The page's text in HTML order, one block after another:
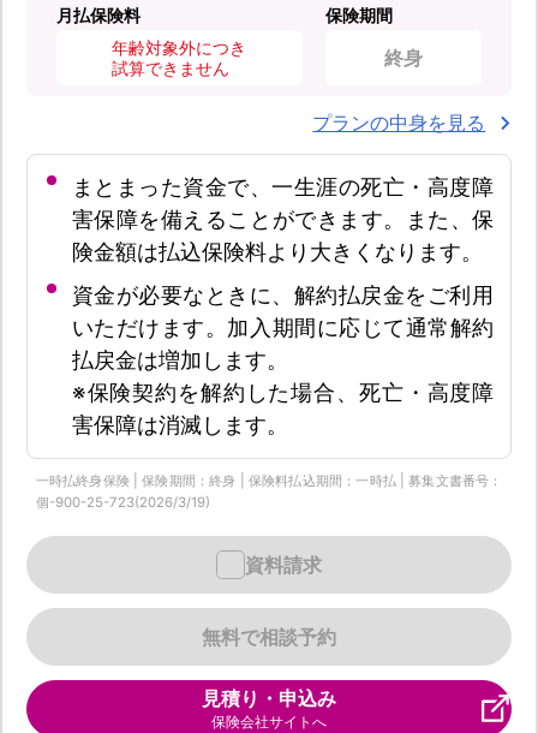
月払保険料
年齢対象外につき
試算できません
保険期間
終身
プランの中身を見る
まとまった資金で、一生涯の死亡・高度障
害保障を備えることができます。また、保
険金額は払込保険料より大きくなります。
資金が必要なときに、解約払戻金をご利用
いただけます。加入期間に応じて通常解約
払戻金は増加します。
※保険契約を解約した場合、死亡・高度障
害保障は消滅します。
一時払終身保険 | 保険期間：終身 | 保険料払込期間：一時払 | 募集文書番号：
個-900-25-723(2026/3/19)
無料で相談予約
資料請求
見積り・申込み
保険会社サイトへ